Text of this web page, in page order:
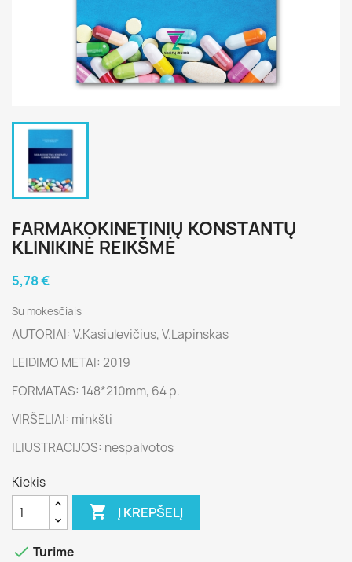
FARMAKOKINETINIŲ KONSTANTŲ
KLINIKINĖ REIKŠMĖ
5,78 €
Su mokesčiais
AUTORIAI: V.Kasiulevičius, V.Lapinskas
LEIDIMO METAI: 2019
FORMATAS: 148*210mm, 64 p.
VIRŠELIAI: minkšti
ILIUSTRACIJOS: nespalvotos
Kiekis
 Į KREPŠELĮ
 Turime